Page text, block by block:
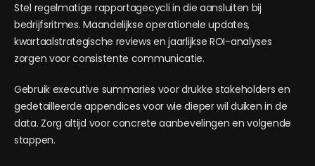
Stel regelmatige rapportagecycli in die aansluiten bij
bedrijfsritmes. Maandelijkse operationele updates,
kwartaalstrategische reviews en jaarlijkse ROI-analyses
zorgen voor consistente communicatie.
Gebruik executive summaries voor drukke stakeholders en
gedetailleerde appendices voor wie dieper wil duiken in de
data. Zorg altijd voor concrete aanbevelingen en volgende
stappen.